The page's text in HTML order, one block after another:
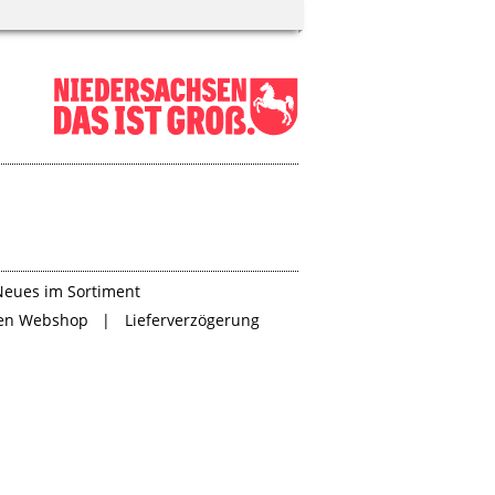
im Sortiment
Webshop
Lieferverzögerung